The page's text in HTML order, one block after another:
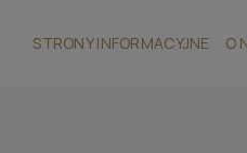
STRONY INFORMACYJNE O